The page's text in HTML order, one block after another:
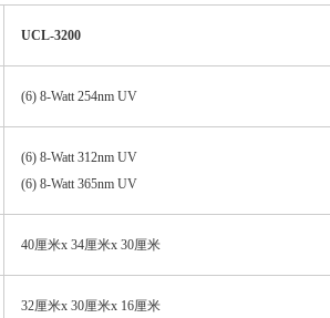
UCL-3200
(6) 8-Watt 254nm UV
(6) 8-Watt 312nm UV
(6) 8-Watt 365nm UV
40厘米x 34厘米x 30厘米
32厘米x 30厘米x 16厘米